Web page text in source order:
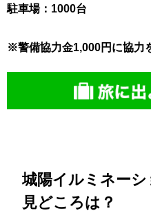
駐車場：1000台
※警備協力金1,000円に協力
城陽イルミネー
見どころは？